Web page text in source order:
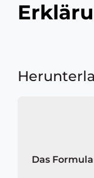
Das